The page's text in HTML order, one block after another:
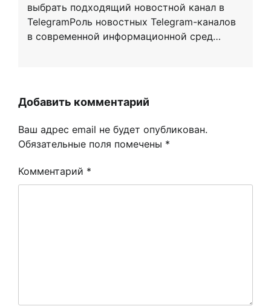
выбрать подходящий новостной канал в
TelegramРоль новостных Telegram-каналов
в современной информационной сред…
Добавить комментарий
Ваш адрес email не будет опубликован.
Обязательные поля помечены *
Комментарий *